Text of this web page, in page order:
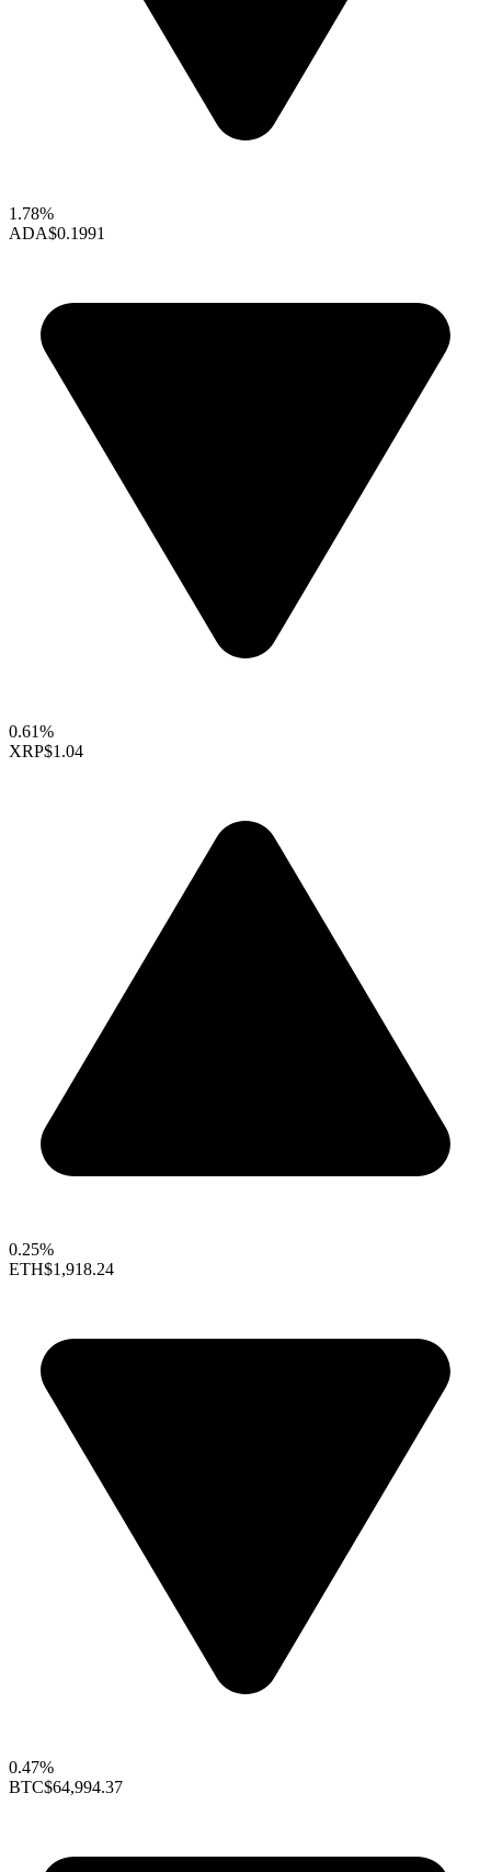
1.78%
ADA$0.1991
0.61%
XRP$1.04
0.25%
ETH$1,918.24
0.47%
BTC$64,994.37